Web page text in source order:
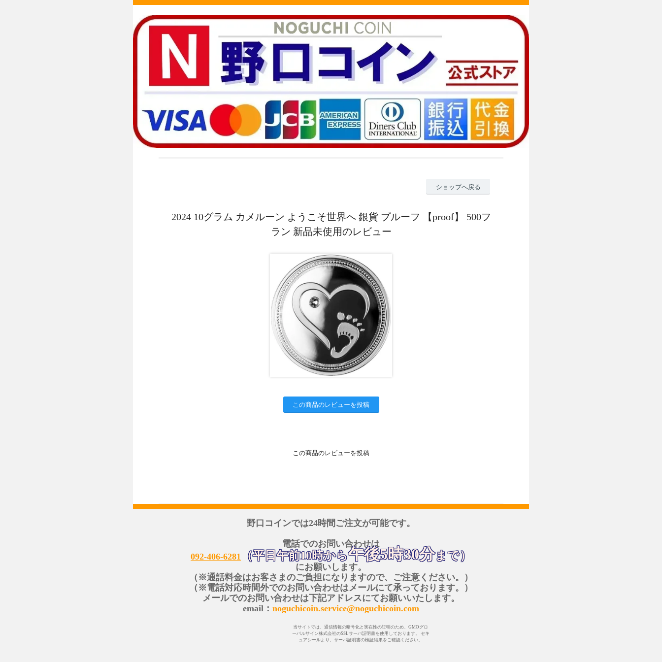
ショップへ戻る
2024 10グラム カメルーン ようこそ世界へ 銀貨 プルーフ 【proof】 500フ
ラン 新品未使用のレビュー
この商品のレビューを投稿
この商品のレビューを投稿
野口コインでは24時間ご注文が可能です。
電話でのお問い合わせは
092-406-6281
（平日午前10時から午後5時30分まで）
にお願いします。
（※通話料金はお客さまのご負担になりますので、ご注意ください。）
（※電話対応時間外でのお問い合わせはメールにて承っております。）
メールでのお問い合わせは下記アドレスにてお願いいたします。
email： noguchicoin.service@noguchicoin.com
当サイトでは、通信情報の暗号化と実在性の証明のため、GMOグロ
ーバルサイン株式会社のSSLサーバ証明書を使用しております。 セキ
ュアシールより、サーバ証明書の検証結果をご確認ください。